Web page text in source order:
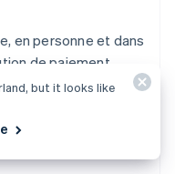
en personne et dans
de paiement
but it looks like